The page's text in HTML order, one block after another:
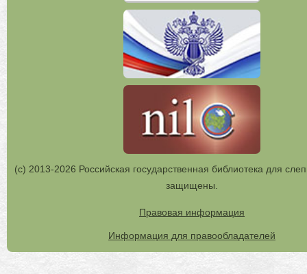
(с) 2013-2026 Российская государственная библиотека для
защищены.
Правовая информация
Информация для правообладателей